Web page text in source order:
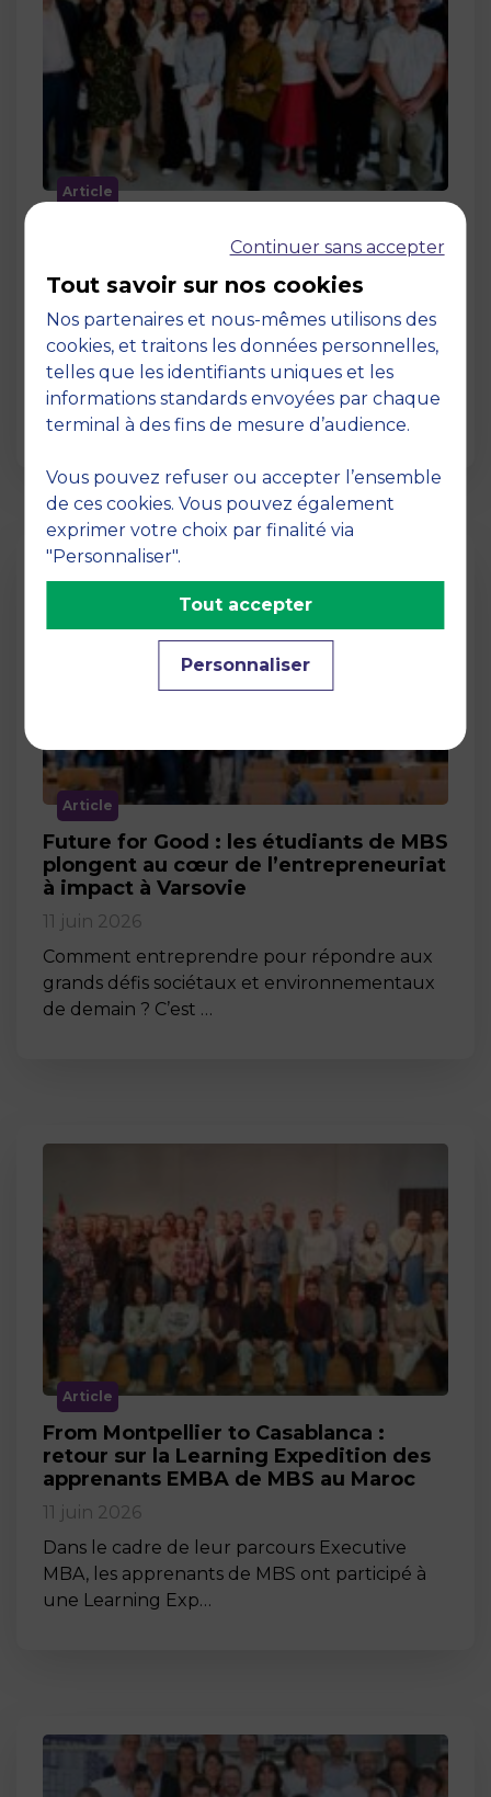
Article
de l’Économie Numérique 2026 : un
engagement au service de
l’innovation en occitanie
12 juin 2026
La semaine dernière, le campus de MBS
School of Business a ouvert ses portes aux
jurys des Trophées …
Article
Future for Good : les étudiants de MBS
plongent au cœur de l’entrepreneuriat
à impact à Varsovie
11 juin 2026
Comment entreprendre pour répondre aux
grands défis sociétaux et environnementaux
de demain ? C’est …
Article
From Montpellier to Casablanca :
retour sur la Learning Expedition des
apprenants EMBA de MBS au Maroc
11 juin 2026
Dans le cadre de leur parcours Executive
MBA, les apprenants de MBS ont participé à
une Learning Exp…
Continuer sans accepter
Tout savoir sur nos cookies
Nos partenaires et nous-mêmes utilisons des
cookies, et traitons les données personnelles,
telles que les identifiants uniques et les
informations standards envoyées par chaque
terminal à des fins de mesure d’audience.
Vous pouvez refuser ou accepter l’ensemble
de ces cookies. Vous pouvez également
exprimer votre choix par finalité via
"Personnaliser".
Personnaliser
Tout accepter